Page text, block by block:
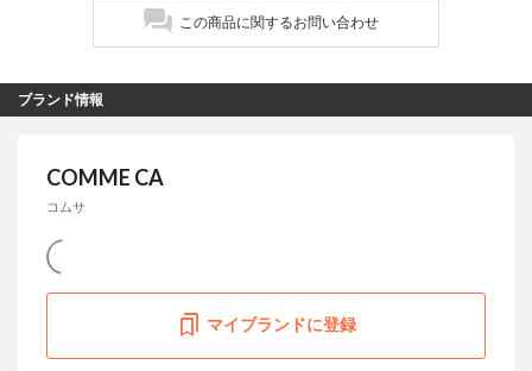
この商品に関するお問い合わせ
ブランド情報
COMME CA
コムサ
マイブランドに登録